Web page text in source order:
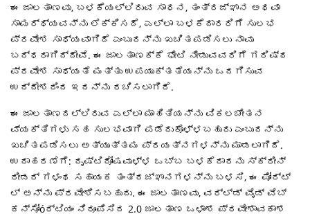
ಈ ಜಾಲತಾಣವು, ಬಳಕೆಯಲ್ಲಿರುವ ಸಾಧನ, ತಂತ್ರಜ್ಞಾನ ಅಥವಾ
ಸಾಮರ್ಥ್ಯವನ್ನು ಲೆಕ್ಕಿಸದೆ, ಎಲ್ಲಾ ಬಳಕೆದಾರರಿಗೆ ಸುಲಭ
ಪ್ರವೇಶ ಸಾಧ್ಯವಾಗಿದೆ ಎಂಬುದನ್ನು ಖಚಿತಪಡಿಸಲು ನಾವು
ಬದ್ಧರಾಗಿದ್ದೇವೆ. ಈ ಜಾಲತಾಣಕ್ಕೆ ಭೇಟಿ ನೀಡುವವರಿಗೆ ಗರಿಷ್ಠ
ಪ್ರವೇಶ ಸಾಧ್ಯತೆ ಮತ್ತು ಉಪಯುಕ್ತತೆಯನ್ನು ಒದಗಿಸುವ
ಉದ್ದೇಶದಿಂದ ಇದನ್ನು ರಚಿಸಲಾಗಿದೆ.
ಈ ಜಾಲತಾಣದಲ್ಲಿರುವ ಎಲ್ಲಾ ಮಾಹಿತಿಯನ್ನು ವಿಕಲಚೇತನ
ವ್ಯಕ್ತಿಗಳು ಸಹ ಸುಲಭವಾಗಿ ಪಡೆದುಕೊಳ್ಳಬಹುದು ಎಂಬುದನ್ನು
ಖಚಿತಪಡಿಸಲು ಅತ್ಯುತ್ತಮ ಪ್ರಯತ್ನಗಳನ್ನು ಮಾಡಲಾಗಿದೆ.
ಉದಾಹರಣೆಗೆ: ದೃಷ್ಟಿದೋಷವುಳ್ಳ ಒಬ್ಬ ಬಳಕೆದಾರನು ಸ್ಕ್ರೀನ್
ರೀಡರ್ ಗಳಂಥ ಸಹಾಯಕ ತಂತ್ರಜ್ಞಾನಗಳನ್ನು ಬಳಸಿ, ಈ ಪೋರ್ಟ್
ಲ್ ಅನ್ನು ಪ್ರವೇಶಿಸಬಹುದು. ಈ ಜಾಲತಾಣವು, ವರ್ಲ್ಡ್ ವೈಡ್ ವೆಬ್
ಕನ್ಸೋóರ್ಟಿಯಂ ನಿರೂಪಿಸಿದ 2.0 ಜಾಲತಾಣ ಒಳಾಂಶ ಪ್ರವೇಶಾವಕಾಶ